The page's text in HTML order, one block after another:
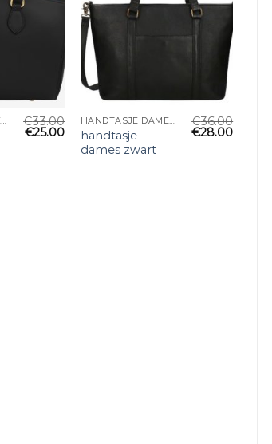
HANDTASJE DAMES ZWART €33.00
€25.00
HANDTASJE DAMES ZWART
handtasje
dames zwart
€36.00
€28.00